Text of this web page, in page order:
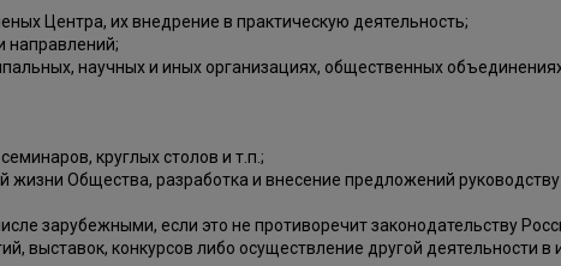
Центра, их внедрение в практическую деятельность;
направлений;
научных и иных организациях, общественных
круглых столов и т.п.;
Общества, разработка и внесение предложений
зарубежными, если это не противоречит законодательству
выставок, конкурсов либо осуществление другой деятельности в